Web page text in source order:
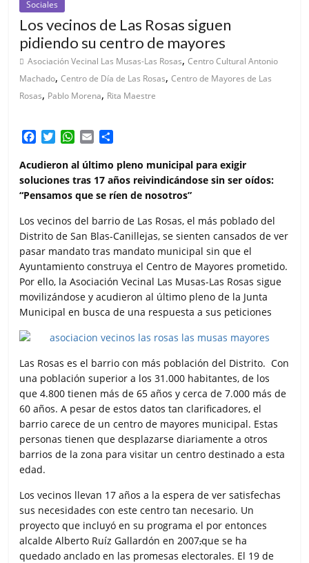
Sociales
Los vecinos de Las Rosas siguen
pidiendo su centro de mayores
Asociación Vecinal Las Musas-Las Rosas,Centro Cultural Antonio
Machado,Centro de Día de Las Rosas,Centro de Mayores de Las
Rosas, Pablo Morena, Rita Maestre
c
e
b
o
k
i
t
t
r
W
a
t
s
A
p
p
a
i
l
m
p
a
t
i
r
Acudieron al último pleno municipal para exigir
soluciones tras 17 años reivindicándose sin ser oídos:
“Pensamos que se ríen de nosotros”
Los vecinos del barrio de Las Rosas, el más poblado del
Distrito de San Blas-Canillejas, se sienten cansados de ver
pasar mandato tras mandato municipal sin que el
Ayuntamiento construya el Centro de Mayores prometido.
Por ello, la Asociación Vecinal Las Musas-Las Rosas sigue
movilizándose y acudieron al último pleno de la Junta
Municipal en busca de una respuesta a sus peticiones
Las Rosas es el barrio con más población del Distrito. Con
una población superior a los 31.000 habitantes, de los
que 4.800 tienen más de 65 años y cerca de 7.000 más de
60 años. A pesar de estos datos tan clarificadores, el
barrio carece de un centro de mayores municipal. Estas
personas tienen que desplazarse diariamente a otros
barrios de la zona para visitar un centro destinado a esta
edad.
Los vecinos llevan 17 años a la espera de ver satisfechas
sus necesidades con este centro tan necesario. Un
proyecto que incluyó en su programa el por entonces
alcalde Alberto Ruíz Gallardón en 2007,que se ha
quedado anclado en las promesas electorales. El 19 de